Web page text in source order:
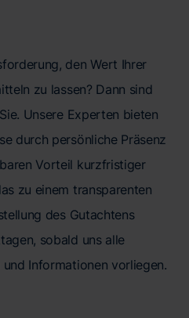
den Wert Ihrer
zu lassen? Dann sind
Unsere Experten bieten
durch persönliche Präsenz
Vorteil kurzfristiger
zu einem transparenten
des Gutachtens
sobald uns alle
Informationen vorliegen.